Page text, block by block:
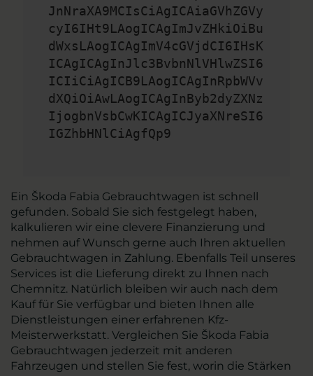
JnNraXA9MCIsCiAgICAiaGVhZGVy
cyI6IHt9LAogICAgImJvZHkiOiBu
dWxsLAogICAgImV4cGVjdCI6IHsK
ICAgICAgInJlc3BvbnNlVHlwZSI6
ICIiCiAgICB9LAogICAgInRpbWVv
dXQiOiAwLAogICAgInByb2dyZXNz
IjogbnVsbCwKICAgICJyaXNreSI6
IGZhbHNlCiAgfQp9
Ein Škoda Fabia Gebrauchtwagen ist schnell
gefunden. Sobald Sie sich festgelegt haben,
kalkulieren wir eine clevere Finanzierung und
nehmen auf Wunsch gerne auch Ihren aktuellen
Gebrauchtwagen in Zahlung. Ebenfalls Teil unseres
Services ist die Lieferung direkt zu Ihnen nach
Chemnitz. Natürlich bleiben wir auch nach dem
Kauf für Sie verfügbar und bieten Ihnen alle
Dienstleistungen einer erfahrenen Kfz-
Meisterwerkstatt. Vergleichen Sie Škoda Fabia
Gebrauchtwagen jederzeit mit anderen
Fahrzeugen und stellen Sie fest, worin die Stärken